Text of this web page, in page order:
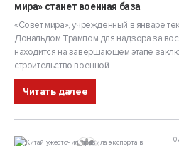
мира» станет военная база
«Совет мира», учрежденный в январе
Дональдом Трампом для надзора за
находится на завершающем этапе
строительство военной...
Читать далее